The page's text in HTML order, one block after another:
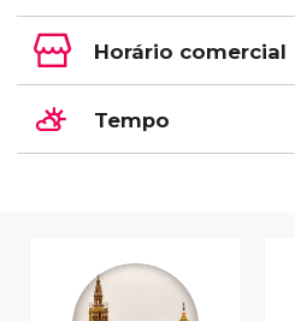
Horário comercial
Tempo